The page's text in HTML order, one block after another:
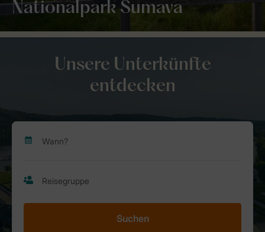
Nationalpark Šumava
Unsere Unterkünfte
entdecken
Suchen